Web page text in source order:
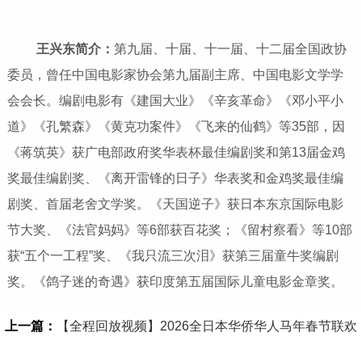
王兴东简介： 第九届、十届、十一届、十二届全国政协
委员，曾任中国电影家协会第九届副主席、中国电影文学学
会会长。编剧电影有《建国大业》《辛亥革命》《邓小平小
道》《孔繁森》《黄克功案件》《飞来的仙鹤》等35部，因
《蒋筑英》获广电部政府奖华表杯最佳编剧奖和第13届金鸡
奖最佳编剧奖、《离开雷锋的日子》华表奖和金鸡奖最佳编
剧奖、首届老舍文学奖。《天国逆子》获日本东京国际电影
节大奖、《法官妈妈》等6部获百花奖；《留村察看》等10部
获“五个一工程”奖、《我只流三次泪》获第三届童牛奖编剧
奖。《鸽子迷的奇遇》获印度第五届国际儿童电影金章奖。
上一篇：
【全程回放视频】2026全日本华侨华人马年春节联欢